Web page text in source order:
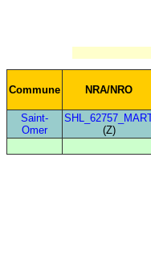
Commune NRA/NRO
Saint-
Omer
(Z)